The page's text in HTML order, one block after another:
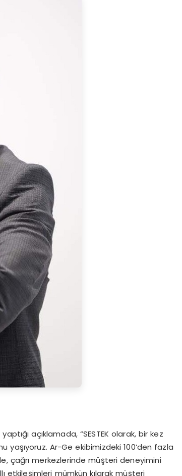
açıklamada, “SESTEK olarak, bir kez
Ar-Ge ekibimizdeki 100’den fazla
çağrı merkezlerinde müşteri deneyimini
etkileşimleri mümkün kılarak müşteri